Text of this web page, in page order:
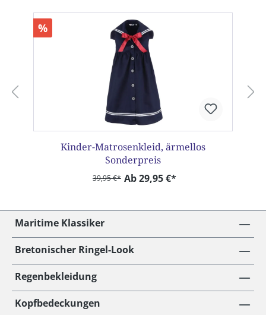
%
Kinder-Matrosenkleid, ärmellos
Sonderpreis
39,95 €* Ab 29,95 €*
Maritime Klassiker
Bretonischer Ringel-Look
Regenbekleidung
Kopfbedeckungen